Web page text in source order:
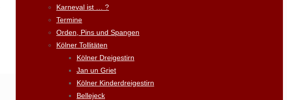
Karneval ist … ?
Termine
Orden, Pins und Spangen
Kölner Tollitäten
Kölner Dreigestirn
Jan un Griet
Kölner Kinderdreigestirn
Bellejeck